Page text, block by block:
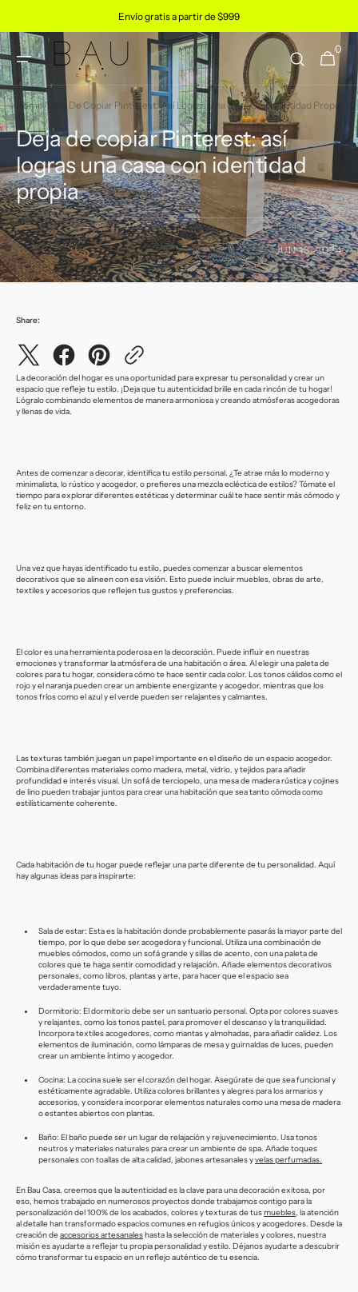
Envío gratis a partir de $999
Cart
0
0
items
Home/Deja De Copiar Pinterest: Así Logras Una Casa Con Identidad Propia
Deja de copiar Pinterest: así
logras una casa con identidad
propia
JUN 13, 2024
Share:
La decoración del hogar es una oportunidad para expresar tu personalidad y crear un
espacio que refleje tu estilo. ¡Deja que tu autenticidad brille en cada rincón de tu hogar!
Lógralo combinando elementos de manera armoniosa y creando atmósferas acogedoras
y llenas de vida.
Antes de comenzar a decorar, identifica tu estilo personal. ¿Te atrae más lo moderno y
minimalista, lo rústico y acogedor, o prefieres una mezcla ecléctica de estilos? Tómate el
tiempo para explorar diferentes estéticas y determinar cuál te hace sentir más cómodo y
feliz en tu entorno.
Una vez que hayas identificado tu estilo, puedes comenzar a buscar elementos
decorativos que se alineen con esa visión. Esto puede incluir muebles, obras de arte,
textiles y accesorios que reflejen tus gustos y preferencias.
El color es una herramienta poderosa en la decoración. Puede influir en nuestras
emociones y transformar la atmósfera de una habitación o área. Al elegir una paleta de
colores para tu hogar, considera cómo te hace sentir cada color. Los tonos cálidos como el
rojo y el naranja pueden crear un ambiente energizante y acogedor, mientras que los
tonos fríos como el azul y el verde pueden ser relajantes y calmantes.
Las texturas también juegan un papel importante en el diseño de un espacio acogedor.
Combina diferentes materiales como madera, metal, vidrio, y tejidos para añadir
profundidad e interés visual. Un sofá de terciopelo, una mesa de madera rústica y cojines
de lino pueden trabajar juntos para crear una habitación que sea tanto cómoda como
estilísticamente coherente.
Cada habitación de tu hogar puede reflejar una parte diferente de tu personalidad. Aquí
hay algunas ideas para inspirarte:
Sala de estar: Esta es la habitación donde probablemente pasarás la mayor parte del
tiempo, por lo que debe ser acogedora y funcional. Utiliza una combinación de
muebles cómodos, como un sofá grande y sillas de acento, con una paleta de
colores que te haga sentir comodidad y relajación. Añade elementos decorativos
personales, como libros, plantas y arte, para hacer que el espacio sea
verdaderamente tuyo.
Dormitorio: El dormitorio debe ser un santuario personal. Opta por colores suaves
y relajantes, como los tonos pastel, para promover el descanso y la tranquilidad.
Incorpora textiles acogedores, como mantas y almohadas, para añadir calidez. Los
elementos de iluminación, como lámparas de mesa y guirnaldas de luces, pueden
crear un ambiente íntimo y acogedor.
Cocina: La cocina suele ser el corazón del hogar. Asegúrate de que sea funcional y
estéticamente agradable. Utiliza colores brillantes y alegres para los armarios y
accesorios, y considera incorporar elementos naturales como una mesa de madera
o estantes abiertos con plantas.
Baño: El baño puede ser un lugar de relajación y rejuvenecimiento. Usa tonos
neutros y materiales naturales para crear un ambiente de spa. Añade toques
personales con toallas de alta calidad, jabones artesanales yvelas perfumadas.
En Bau Casa, creemos que la autenticidad es la clave para una decoración exitosa, por
eso, hemos trabajado en numerosos proyectos donde trabajamos contigo para la
personalización del 100% de los acabados, colores y texturas de tusmuebles, la atención
al detalle han transformado espacios comunes en refugios únicos y acogedores. Desde la
creación deaccesorios artesanaleshasta la selección de materiales y colores, nuestra
misión es ayudarte a reflejar tu propia personalidad y estilo. Déjanos ayudarte a descubrir
cómo transformar tu espacio en un reflejo auténtico de tu esencia.